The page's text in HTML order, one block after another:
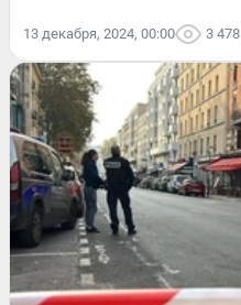
13 декабря, 2024, 00:00 3 478